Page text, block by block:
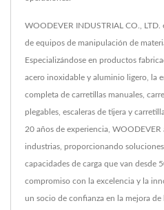
WOODEVER INDUSTRIAL CO.,
de equipos de manipulación de
Especializándose en productos
acero inoxidable y aluminio ligero, la
completa de carretillas manuales,
plegables, escaleras de tijera y
20 años de experiencia,
industrias, proporcionando
capacidades de carga que van desde
compromiso con la excelencia y la
un socio de confianza en la mejora de